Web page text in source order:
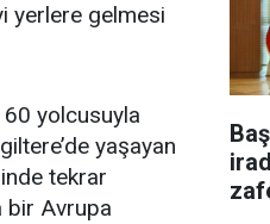
yerlere gelmesi
yolcusuyla
yaşayan
tekrar
bir Avrupa